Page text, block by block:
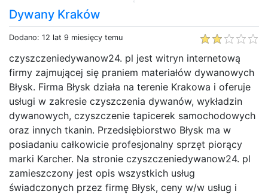
Dywany Kraków
Dodano: 12 lat 9 miesięcy temu
czyszczeniedywanow24. pl jest witryn internetową
firmy zajmującej się praniem materiałów dywanowych
Błysk. Firma Błysk działa na terenie Krakowa i oferuje
usługi w zakresie czyszczenia dywanów, wykładzin
dywanowych, czyszczenie tapicerek samochodowych
oraz innych tkanin. Przedsiębiorstwo Błysk ma w
posiadaniu całkowicie profesjonalny sprzęt piorący
marki Karcher. Na stronie czyszczeniedywanow24. pl
zamieszczony jest opis wszystkich usług
świadczonych przez firmę Błysk, ceny w/w usług i